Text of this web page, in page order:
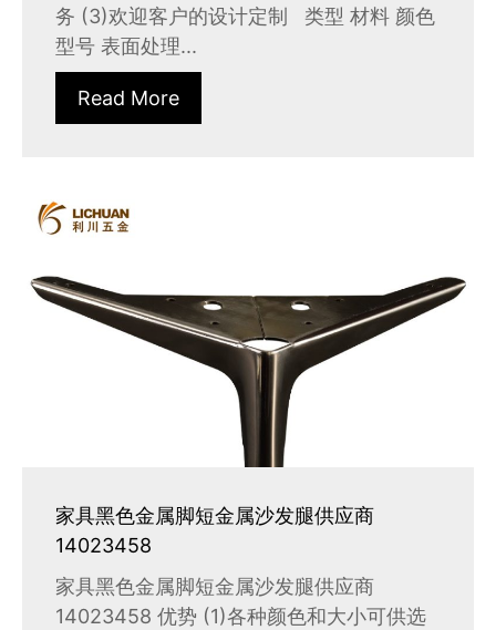
务 (3)欢迎客户的设计定制 类型 材料 颜色
型号 表面处理...
Read More
家具黑色金属脚短金属沙发腿供应商
14023458
家具黑色金属脚短金属沙发腿供应商
14023458 优势 (1)各种颜色和大小可供选